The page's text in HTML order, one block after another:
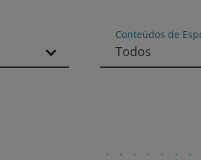
Conteúdos de
Todos